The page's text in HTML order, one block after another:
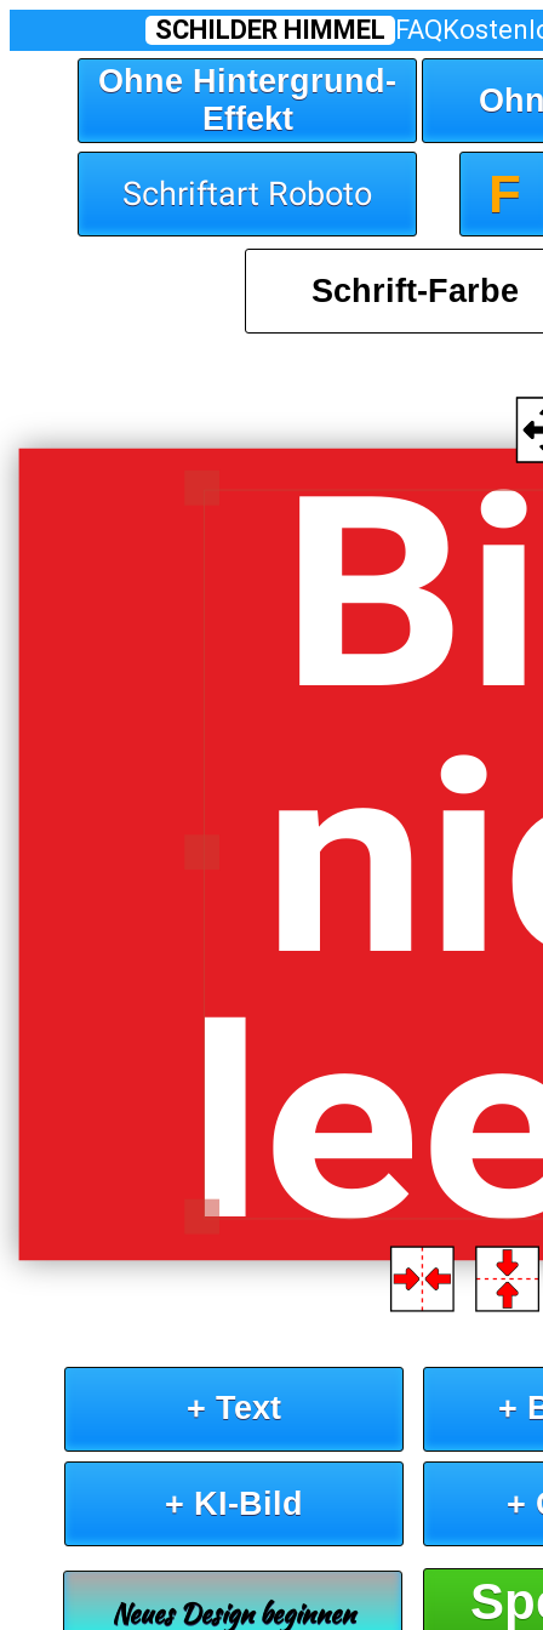
SCHILDER HIMMEL FAQ
Ohne Hintergrund-
Effekt
Schriftart Roboto F
Schrift-Farbe
+ Text +
+ KI-Bild +
Neues Design beginnen